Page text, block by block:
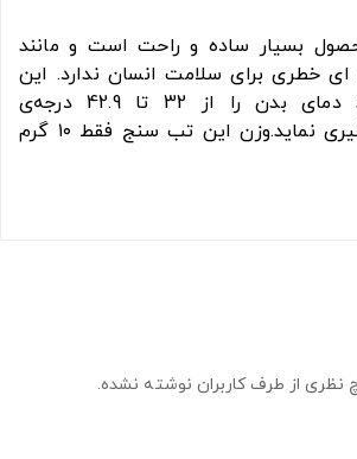
بسیار ساده و راحت است و مانند
خطری برای سلامت انسان ندارد. این
دماسنج می تواند دمای بدن را از 32 تا 42.9 درجه‌ی
نماید.
وزن این تب سنج فقط ۱۰ گرم
نظری از طرف کاربران نوشته نشده.